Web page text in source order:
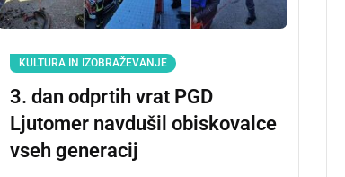
KULTURA IN IZOBRAŽEVANJE
3. dan odprtih vrat PGD
Ljutomer navdušil obiskovalce
vseh generacij